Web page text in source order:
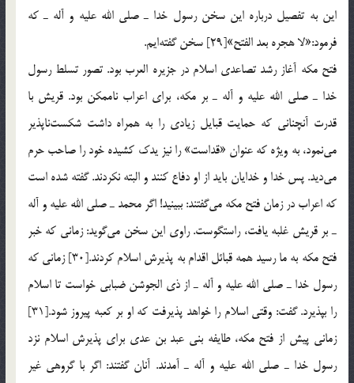
این به تفصیل درباره این سخن رسول خدا ـ صلی الله علیه و آله ـ كه
فرمود:«لا هجره بعد الفتح»[29] سخن گفته‌ایم.
فتح مكه آغاز رشد تصاعدی اسلام در جزیره العرب بود. تصور تسلط رسول
خدا ـ صلی الله علیه و آله ـ بر مكه، برای اعراب ناممكن بود. قریش با
قدرت آنچنانی كه حمایت قبایل زیادی را به همراه داشت شكست‌ناپذیر
می‌نمود، به ویژه كه عنوان «قداست» را نیز یدك كشیده خود را صاحب حرم
می‌دید. پس خدا و خدایان باید از او دفاع كنند و البته نكردند. گفته شده است
كه اعراب در زمان فتح مكه می‌گفتند: ببینید! اگر محمد ـ صلی الله علیه و آله
ـ بر قریش غلبه یافت، راستگوست. راوی این سخن می‌گوید: زمانی كه خبر
فتح مكه به ما رسید همه قبائل اقدام به پذیرش اسلام كردند.[30] زمانی كه
رسول خدا ـ صلی الله علیه و آله ـ از ذی الجوشن ضبابی خواست تا اسلام
را بپذیرد. گفت: وقتی اسلام را خواهد پذیرفت كه او بر كعبه پیروز شود.[31]
زمانی پیش از فتح مكه، طایفه بنی عبد بن عدی برای پذیرش اسلام نزد
رسول خدا ـ صلی الله علیه و آله ـ آمدند. آنان گفتند: اگر با گروهی غیر